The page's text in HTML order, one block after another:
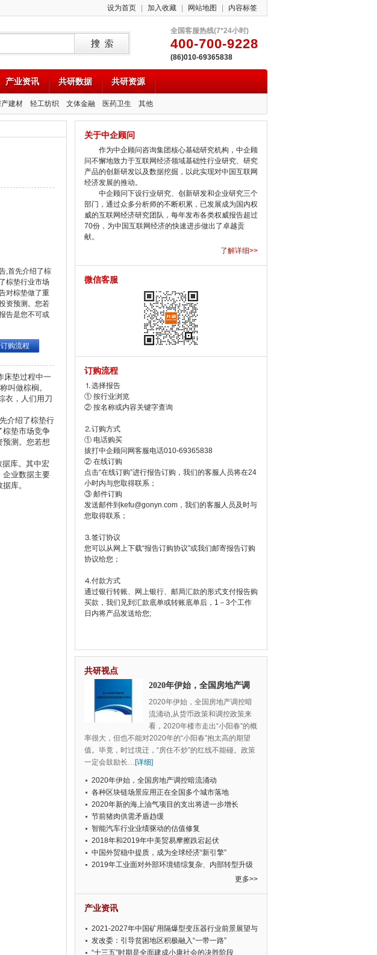
设为首页 加入收藏 网站地图 内容标签
全国客服热线(7*24小时)
400-700-9228
(86)010-69365838
产业资讯 共研数据 共研资源
产建材 轻工纺织 文体金融 医药卫生 其他
,首先介绍了棕
棕垫行业市场
对棕垫做了重
资预测。您若
告是您不可或
订购流程
床垫过程中一
叫做棕榈。
衣，人们用刀
介绍了棕垫行
棕垫市场竞争
预测。您若想
库。其中宏
企业数据主要
库。
关于中企顾问
作为中企顾问咨询集团核心基础研究机构，中企顾
问不懈地致力于互联网经济领域基础性行业研究、研究
产品的创新研发以及数据挖掘，以此实现对中国互联网
经济发展的推动。
中企顾问下设行业研究、创新研发和企业研究三个
部门，通过众多分析师的不断积累，已发展成为国内权
威的互联网经济研究团队，每年发布各类权威报告超过
70份，为中国互联网经济的快速进步做出了卓越贡
献。
了解详细>>
微信客服
订购流程
⒈选择报告
① 按行业浏览
② 按名称或内容关键字查询
⒉订购方式
① 电话购买
拔打中企顾问网客服电话010-69365838
② 在线订购
点击“在线订购”进行报告订购，我们的客服人员将在24
小时内与您取得联系；
③ 邮件订购
发送邮件到kefu@gonyn.com，我们的客服人员及时与
您取得联系；
⒊签订协议
您可以从网上下载“报告订购协议”或我们邮寄报告订购
协议给您；
⒋付款方式
通过银行转账、网上银行、邮局汇款的形式支付报告购
买款，我们见到汇款底单或转账底单后，1－3个工作
日内将产品发送给您;
共研视点
2020年伊始，全国房地产调
控暗流涌动
2020年伊始，全国房地产调控暗
流涌动,从货币政策和调控政策来
看，2020年楼市走出“小阳春”的概
率很大，但也不能对2020年的“小阳春”抱太高的期望
值。毕竟，时过境迁，“房住不炒”的红线不能碰。政策
一定会鼓励长…[详细]
2020年伊始，全国房地产调控暗流涌动
各种区块链场景应用正在全国多个城市落地
2020年新的海上油气项目的支出将进一步增长
节前猪肉供需矛盾趋缓
智能汽车行业业绩驱动的估值修复
2018年和2019年中美贸易摩擦跌宕起伏
中国外贸稳中提质，成为全球经济“新引擎”
2019年工业面对外部环境错综复杂、内部转型升级
更多>>
产业资讯
2021-2027年中国矿用隔爆型变压器行业前景展望与
投资前景预测报告
发改委：引导贫困地区积极融入“一带一路”
“十三五”时期是全面建成小康社会的决胜阶段